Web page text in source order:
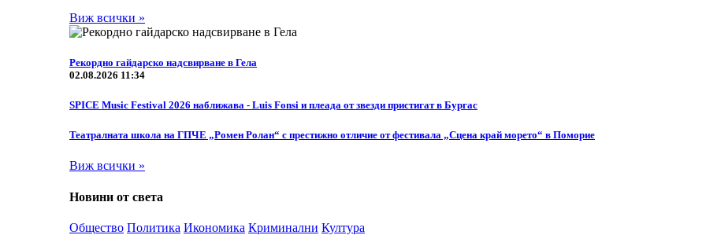
Виж всички »
Рекордно гайдарско надсвирване в Гела
02.08.2026 11:34
SPICE Music Festival 2026 наближава - Luis Fonsi и плеада от звезди пристигат в Бургас
Театралната школа на ГПЧЕ „Ромен Ролан“ с престижно отличие от фестивала „Сцена край морето“ в Поморие
Виж всички »
Новини от света
Общество Политика Икономика Криминални Култура